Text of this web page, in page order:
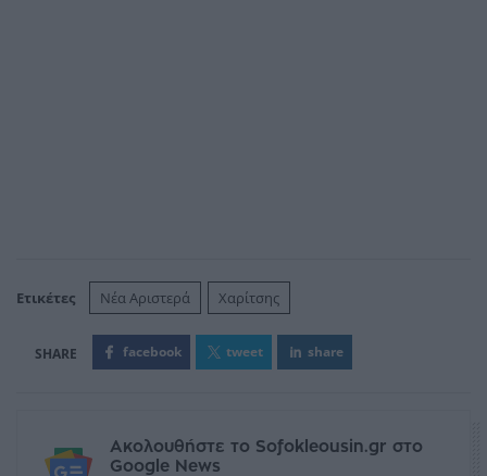
Ετικέτες Νέα Αριστερά Χαρίτσης
facebook tweet share
Ακολουθήστε το Sofokleousin.gr στο
Google News